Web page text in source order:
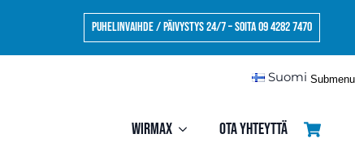
Puhelinvaihde / Päivystys 24/7 – Soita 09 4282 7470
Suomi
Wirmax Ota yhteyttä